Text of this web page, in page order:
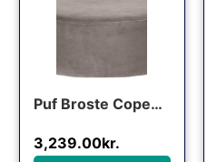
Puf Broste Copenhagen Wind i mørk grå velour Ø82xH30 cm
3,239.00kr.